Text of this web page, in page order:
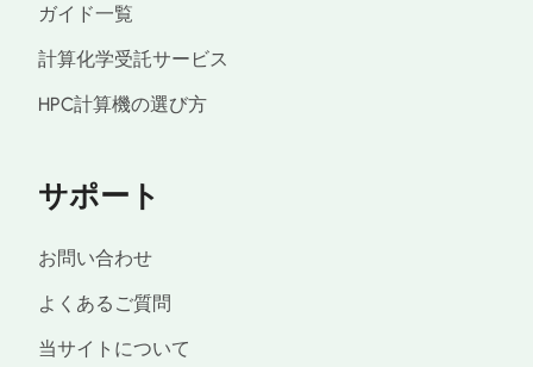
ガイド一覧
計算化学受託サービス
HPC計算機の選び方
サポート
お問い合わせ
よくあるご質問
当サイトについて